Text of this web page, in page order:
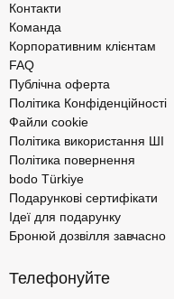
Контакти
Команда
Корпоративним клієнтам
FAQ
Публічна оферта
Політика Конфіденційності
Файли cookie
Політика використання ШІ
Політика повернення
bodo Türkiye
Подарункові сертифікати
Ідеї для подарунку
Бронюй дозвілля завчасно
Телефонуйте